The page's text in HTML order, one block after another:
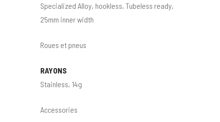
Specialized Alloy, hookless, Tubeless ready,
25mm inner width
Roues et pneus
RAYONS
Stainless, 14g
Accessories